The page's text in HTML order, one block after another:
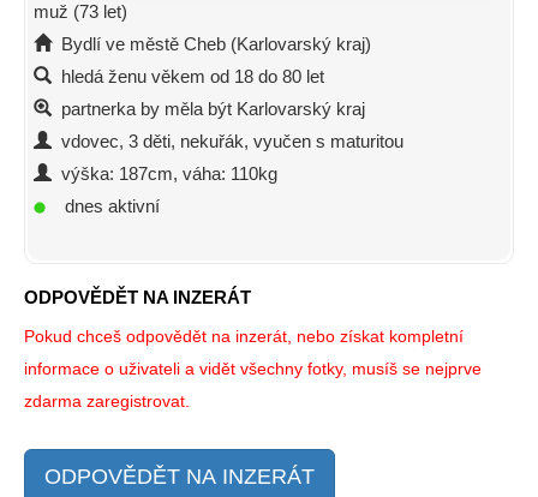
muž (73 let)
Bydlí ve městě Cheb (Karlovarský kraj)
hledá ženu věkem od 18 do 80 let
partnerka by měla být Karlovarský kraj
vdovec, 3 děti, nekuřák, vyučen s maturitou
výška: 187cm, váha: 110kg
dnes aktivní
ODPOVĚDĚT NA INZERÁT
Pokud chceš odpovědět na inzerát, nebo získat kompletní
informace o uživateli a vidět všechny fotky, musíš se nejprve
zdarma zaregistrovat.
ODPOVĚDĚT NA INZERÁT